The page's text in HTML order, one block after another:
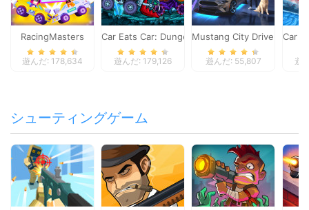
RacingMasters
遊んだ: 178,634
Car Eats Car: Dungeon Adventure
遊んだ: 179,126
Mustang City Driver
遊んだ: 55,807
Car
遊
シューティングゲーム